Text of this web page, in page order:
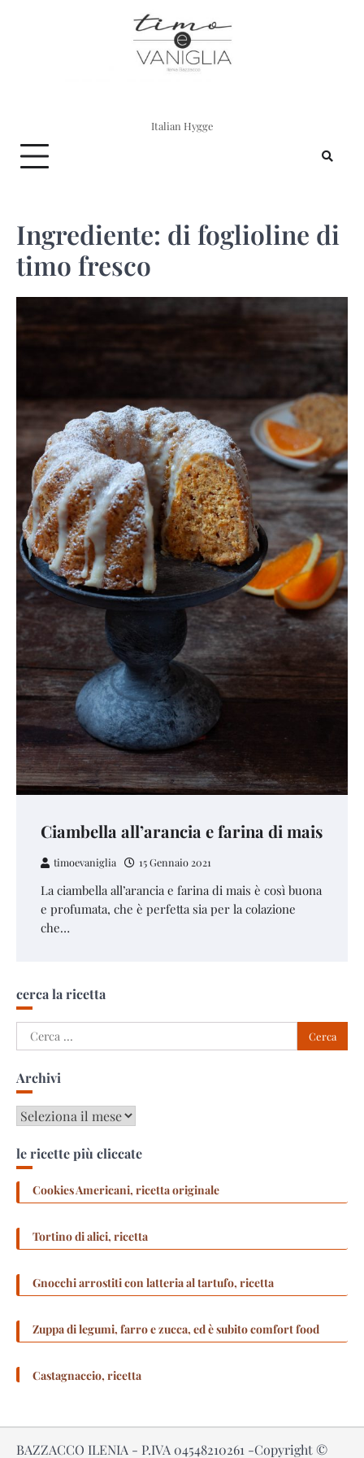
Italian Hygge
Ingrediente: di foglioline di
timo fresco
Ciambella all’arancia e farina di mais
timoevaniglia 15 Gennaio 2021
La ciambella all’arancia e farina di mais è così buona
e profumata, che è perfetta sia per la colazione
che…
cerca la ricetta
Ricerca
per:
Archivi
Archivi
le ricette più cliccate
Cookies Americani, ricetta originale
Tortino di alici, ricetta
Gnocchi arrostiti con latteria al tartufo, ricetta
Zuppa di legumi, farro e zucca, ed è subito comfort food
Castagnaccio, ricetta
BAZZACCO ILENIA - P.IVA 04548210261 -Copyright ©